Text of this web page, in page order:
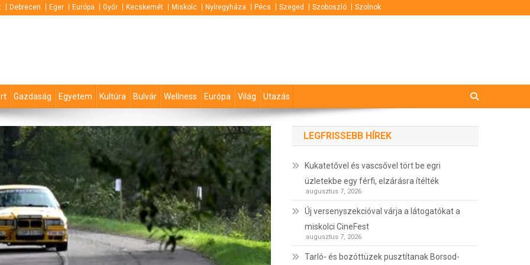
Debrecen Eger Európa Győr Kecskemét Miskolc Nyíregyháza Pécs Szeged Szoboszló Szolnok
Gazdaság Egyetem Kultúra Bulvár Wellness Európa Világ Utazás
LEGFRISSEBB HÍREK
Kukatetővel és vascsővel tört be egri
üzletekbe egy férfi, elzárásra ítélték
augusztus 7, 2026
Új versenyszekcióval várja a látogatókat a
miskolci CineFest
augusztus 7, 2026
Tarló- és bozóttüzek pusztítanak Borsod-